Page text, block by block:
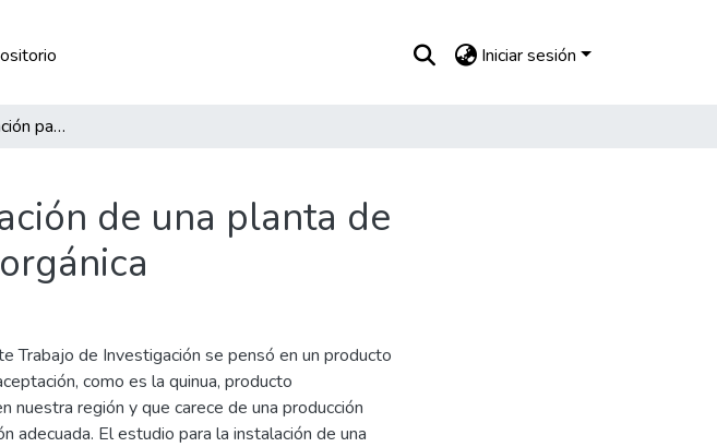
Iniciar sesión
Trabajo de investigación para la instalación de una planta de procesamiento y envasado de quinua orgánica
de una planta de
Trabajo de Investigación se pensó en un producto
como es la quinua, producto
nuestra región y que carece de una producción
adecuada. El estudio para la instalación de una